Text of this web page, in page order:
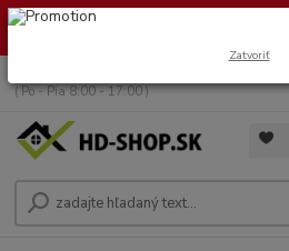
🏖️ DOVOLENKA 30.7.2026 – 9.8.2026
( Po - Pia 8:00 - 17:00 )
Zatvoriť